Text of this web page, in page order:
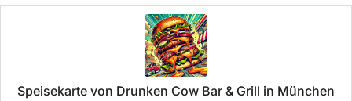
Speisekarte von Drunken Cow Bar & Grill in München